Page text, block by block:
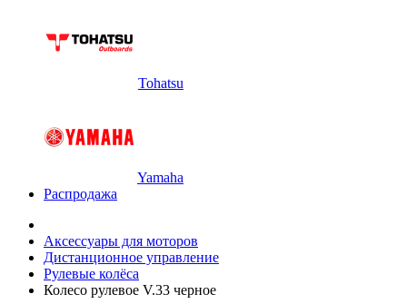
Tohatsu
Yamaha
Распродажа
Аксессуары для моторов
Дистанционное управление
Рулевые колёса
Колесо рулевое V.33 черное